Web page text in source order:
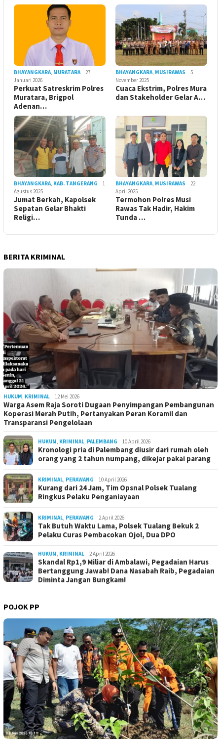
BHAYANGKARA MURATARA
27
Januari 2026
Perkuat Satreskrim Polres
Muratara, Brigpol
Adenan…
BHAYANGKARA MUSIRAWAS
5
November 2025
Cuaca Ekstrim, Polres Mura
dan Stakeholder Gelar A…
BHAYANGKARA KAB. TANGERANG
1
Agustus 2025
Jumat Berkah, Kapolsek
Sepatan Gelar Bhakti
Religi…
BHAYANGKARA MUSIRAWAS
22
April 2025
Termohon Polres Musi
Rawas Tak Hadir, Hakim
Tunda …
BERITA KRIMINAL
HUKUM KRIMINAL 12 Mei 2026
Warga Asem Raja Soroti Dugaan Penyimpangan Pembangunan
Koperasi Merah Putih, Pertanyakan Peran Koramil dan
Transparansi Pengelolaan
HUKUM KRIMINAL PALEMBANG 10 April 2026
Kronologi pria di Palembang diusir dari rumah oleh
orang yang 2 tahun numpang, dikejar pakai parang
KRIMINAL PERAWANG 10 April 2026
Kurang dari 24 Jam, Tim Opsnal Polsek Tualang
Ringkus Pelaku Penganiayaan
KRIMINAL PERAWANG 2 April 2026
Tak Butuh Waktu Lama, Polsek Tualang Bekuk 2
Pelaku Curas Pembacokan Ojol, Dua DPO
HUKUM KRIMINAL 2 April 2026
Skandal Rp1,9 Miliar di Ambalawi, Pegadaian Harus
Bertanggung Jawab! Dana Nasabah Raib, Pegadaian
Diminta Jangan Bungkam!
POJOK PP